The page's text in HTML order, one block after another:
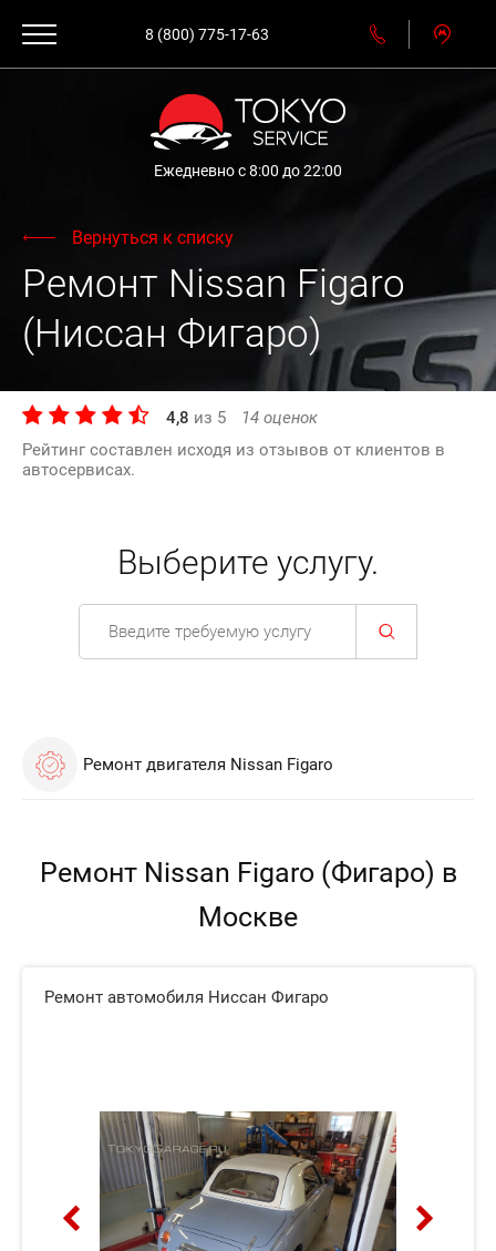
8 (800) 775-17-63
Ежедневно с 8:00 до 22:00
Вернуться к списку
Ремонт Nissan Figaro
(Ниссан Фигаро)
4,8 из 5 14 оценок
Рейтинг составлен исходя из отзывов от клиентов в
автосервисах.
Выберите услугу.
Ремонт двигателя Nissan Figaro
Ремонт Nissan Figaro (Фигаро) в
Москве
Ремонт автомобиля Ниссан Фигаро